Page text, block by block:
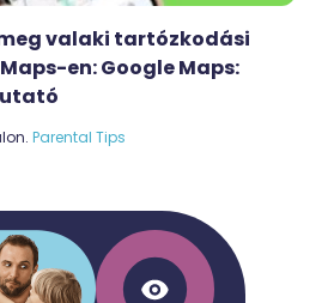
valaki tartózkodási
en: Google Maps:
Parental Tips